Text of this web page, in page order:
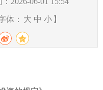
体： 大 中 小 】